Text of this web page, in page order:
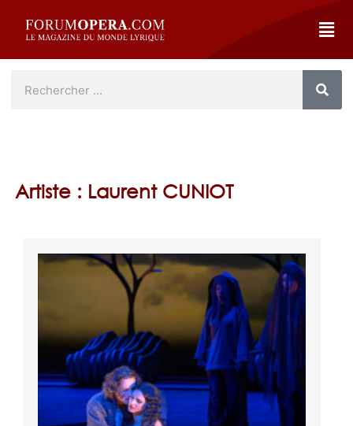
Artiste : Laurent CUNIOT